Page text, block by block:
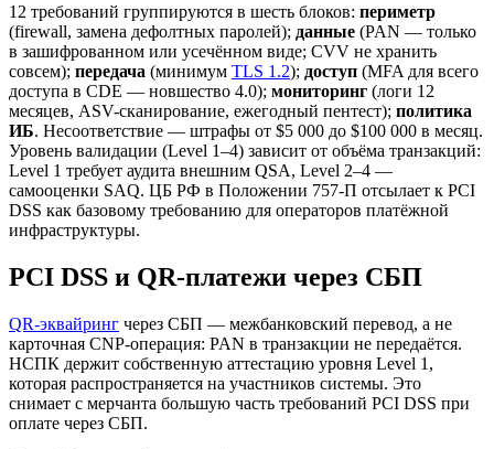
12 требований группируются в шесть блоков: периметр
(firewall, замена дефолтных паролей); данные (PAN — только
в зашифрованном или усечённом виде; CVV не хранить
совсем); передача (минимум TLS 1.2); доступ (MFA для всего
доступа в CDE — новшество 4.0); мониторинг (логи 12
месяцев, ASV-сканирование, ежегодный пентест); политика
ИБ. Несоответствие — штрафы от $5 000 до $100 000 в месяц.
Уровень валидации (Level 1–4) зависит от объёма транзакций:
Level 1 требует аудита внешним QSA, Level 2–4 —
самооценки SAQ. ЦБ РФ в Положении 757-П отсылает к PCI
DSS как базовому требованию для операторов платёжной
инфраструктуры.
PCI DSS и QR-платежи через СБП
QR-эквайринг через СБП — межбанковский перевод, а не
карточная CNP-операция: PAN в транзакции не передаётся.
НСПК держит собственную аттестацию уровня Level 1,
которая распространяется на участников системы. Это
снимает с мерчанта большую часть требований PCI DSS при
оплате через СБП.